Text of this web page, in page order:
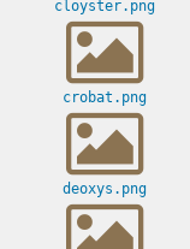
cloyster.png
crobat.png
deoxys.png